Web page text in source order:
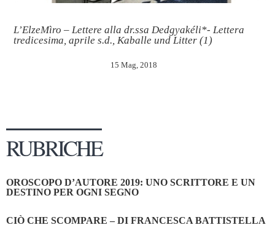
L’ElzeMìro – Lettere alla dr.ssa Dedgyakéli*- Lettera
tredicesima, aprile s.d., Kaballe und Litter (1)
15 Mag, 2018
RUBRICHE
OROSCOPO D’AUTORE 2019: UNO SCRITTORE E UN
DESTINO PER OGNI SEGNO
CIÒ CHE SCOMPARE – DI FRANCESCA BATTISTELLA